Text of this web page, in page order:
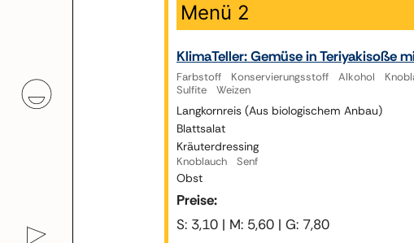
Menü 2
KlimaTeller: Gemüse in Teriyakisoße
Farbstoff Konservierungsstoff Alkohol
Sulfite Weizen
Langkornreis (Aus biologischem Anbau)
Blattsalat
Kräuterdressing
Knoblauch Senf
Obst
Preise:
S: 3,10 | M: 5,60 | G: 7,80